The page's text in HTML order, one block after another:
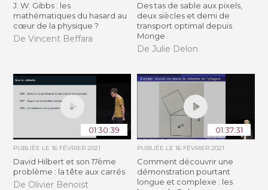
J. W. Gibbs : les
mathématiques du hasard au
cœur de la physique ?
De Vincent Beffara
Des tas de sable aux pixels,
deux siècles et demi de
transport optimal depuis
Monge
De Julie Delon
01:30:39
PUBLIÉE LE16 FÉVRIER 2021
David Hilbert et son 17ème
problème : la tête aux carrés
De Olivier Benoist
01:37:31
PUBLIÉE LE 16 FÉVRIER 2021
Comment découvrir une
démonstration pourtant
longue et complexe : les